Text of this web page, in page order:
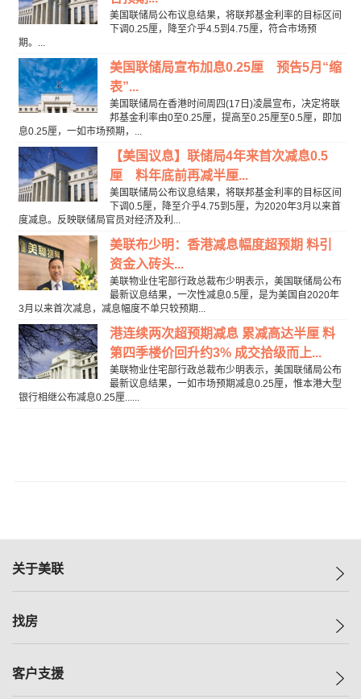
美国联储局公布议息结果，将联邦基金利率的目标区间
下调0.25厘，降至介乎4.5到4.75厘，符合市场预
期。...
美国联储局宣布加息0.25厘 预告5月“缩
表”...
美国联储局在香港时间周四(17日)凌晨宣布，决定将联
邦基金利率由0至0.25厘，提高至0.25厘至0.5厘，即加
息0.25厘，一如市场预期，...
【美国议息】联储局4年来首次减息0.5
厘 料年底前再减半厘...
美国联储局公布议息结果，将联邦基金利率的目标区间
下调0.5厘，降至介乎4.75到5厘，为2020年3月以来首
度减息。反映联储局官员对经济及利...
美联布少明：香港减息幅度超预期 料引
资金入砖头...
美联物业住宅部行政总裁布少明表示，美国联储局公布
最新议息结果，一次性减息0.5厘，是为美国自2020年
3月以来首次减息，减息幅度不单只较预期...
港连续两次超预期减息 累减高达半厘 料
第四季楼价回升约3% 成交拾级而上...
美联物业住宅部行政总裁布少明表示，美国联储局公布
最新议息结果，一如市场预期减息0.25厘，惟本港大型
银行相继公布减息0.25厘......
关于美联
美联集团
人才招募
找房
一手新房
客户支援